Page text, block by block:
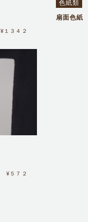
¥１３４２
色紙類
扇面色紙
¥５７２